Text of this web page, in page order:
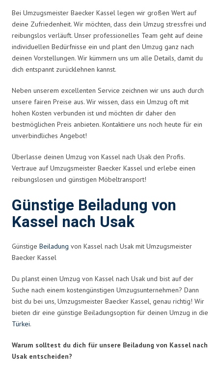
Bei Umzugsmeister Baecker Kassel legen wir großen Wert auf
deine Zufriedenheit. Wir möchten, dass dein Umzug stressfrei und
reibungslos verläuft. Unser professionelles Team geht auf deine
individuellen Bedürfnisse ein und plant den Umzug ganz nach
deinen Vorstellungen. Wir kümmern uns um alle Details, damit du
dich entspannt zurücklehnen kannst.
Neben unserem excellenten Service zeichnen wir uns auch durch
unsere fairen Preise aus. Wir wissen, dass ein Umzug oft mit
hohen Kosten verbunden ist und möchten dir daher den
bestmöglichen Preis anbieten. Kontaktiere uns noch heute für ein
unverbindliches Angebot!
Überlasse deinen Umzug von Kassel nach Usak den Profis.
Vertraue auf Umzugsmeister Baecker Kassel und erlebe einen
reibungslosen und günstigen Möbeltransport!
Günstige Beiladung von
Kassel nach Usak
Günstige Beiladung von Kassel nach Usak mit Umzugsmeister
Baecker Kassel
Du planst einen Umzug von Kassel nach Usak und bist auf der
Suche nach einem kostengünstigen Umzugsunternehmen? Dann
bist du bei uns, Umzugsmeister Baecker Kassel, genau richtig! Wir
bieten dir eine günstige Beiladungsoption für deinen Umzug in die
Türkei.
Warum solltest du dich für unsere Beiladung von Kassel nach
Usak entscheiden?